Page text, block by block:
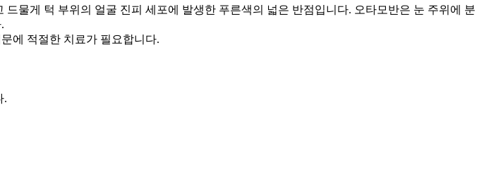
물게 턱 부위의 얼굴 진피 세포에 발생한 푸른색의 넓은 반점입니다. 오타모반은 눈 주위에 분
에 적절한 치료가 필요합니다.
.